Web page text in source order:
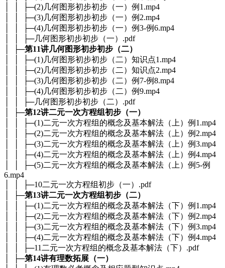
│ │ ├─(2)几何图形初步初步（一）例1.mp4
│ │ ├─(3)几何图形初步初步（一）例2.mp4
│ │ ├─(4)几何图形初步初步（一）例3-例6.mp4
│ │ ├─几何图形初步初步（一）.pdf
│ ├─第11讲几何图形初步初步（二）
│ │ ├─(1)几何图形初步初步（二）知识点1.mp4
│ │ ├─(2)几何图形初步初步（二）知识点2.mp4
│ │ ├─(3)几何图形初步初步（二）例7-例8.mp4
│ │ ├─(4)几何图形初步初步（二）例9.mp4
│ │ ├─几何图形初步初步（二）.pdf
│ ├─第12讲二元一次方程组初步（一）
│ │ ├─(1)二元一次方程组的概念及基本解法（上）例1.mp4
│ │ ├─(2)二元一次方程组的概念及基本解法（上）例2.mp4
│ │ ├─(3)二元一次方程组的概念及基本解法（上）例3.mp4
│ │ ├─(4)二元一次方程组的概念及基本解法（上）例4.mp4
│ │ ├─(5)二元一次方程组的概念及基本解法（上）例5-例
6.mp4
│ │ ├─10二元一次方程组初步（一）.pdf
│ ├─第13讲二元一次方程组初步（二）
│ │ ├─(1)二元一次方程组的概念及基本解法（下）例1.mp4
│ │ ├─(2)二元一次方程组的概念及基本解法（下）例2.mp4
│ │ ├─(3)二元一次方程组的概念及基本解法（下）例3.mp4
│ │ ├─(4)二元一次方程组的概念及基本解法（下）例4.mp4
│ │ ├─11二元一次方程组的概念及基本解法（下）.pdf
│ ├─第14讲有理数拓展（一）